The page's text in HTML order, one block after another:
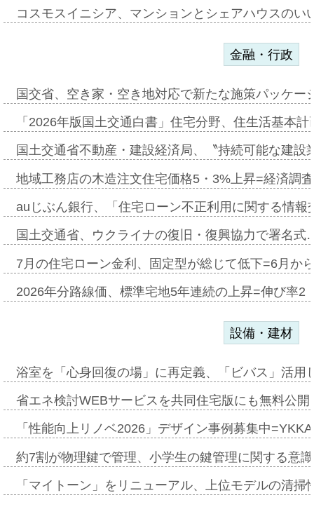
コスモスイニシア、マンションとシェアハウスの
金融・行政
国交省、空き家・空き地対応で新たな施策パッケ
「2026年版国土交通白書」住宅分野、住生活基本
国土交通省不動産・建設経済局、〝持続可能な建
地域工務店の木造注文住宅価格5・3%上昇=経済調
auじぶん銀行、「住宅ローン不正利用に関する情
国土交通省、ウクライナの復旧・復興協力で署名
7月の住宅ローン金利、固定型が総じて低下=6月か
2026年分路線価、標準宅地5年連続の上昇=伸び率
設備・建材
浴室を「心身回復の場」に再定義、「ビバス」活
省エネ検討WEBサービスを共同住宅版にも無料公
「性能向上リノベ2026」デザイン事例募集中
約7割が物理鍵で管理、小学生の鍵管理に関する意
「マイトーン」をリニューアル、上位モデルの清